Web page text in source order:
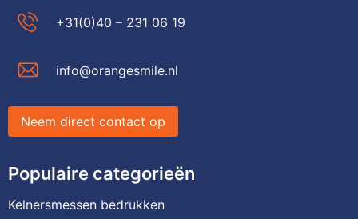
+31(0)40 – 231 06 19
info@orangesmile.nl
Neem direct contact op
Populaire categorieën
Kelnersmessen bedrukken